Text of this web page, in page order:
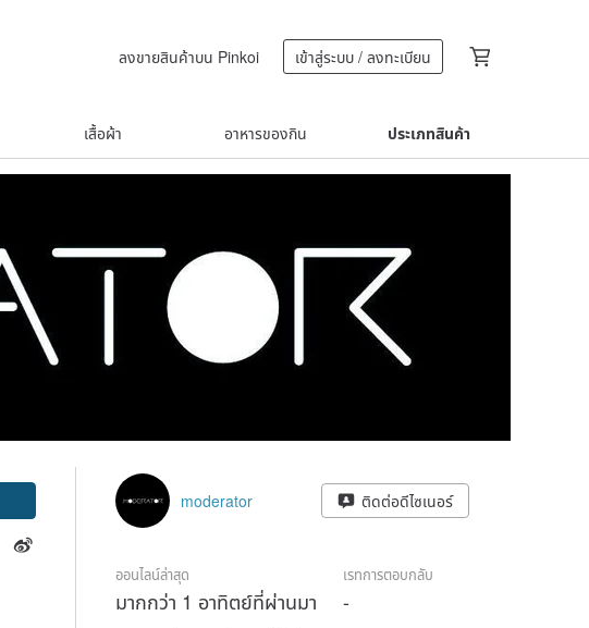
ลงขายสินค้าบน Pinkoi เข้าสู่ระบบ / ลงทะเบียน
เสื้อผ้า อาหารของกิน ประเภทสินค้า
moderator ติดต่อดีไซเนอร์
ออนไลน์ล่าสุด
มากกว่า 1 อาทิตย์ที่ผ่านมา
เรทการตอบกลับ
-